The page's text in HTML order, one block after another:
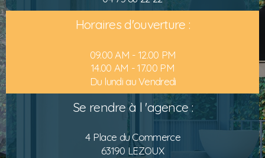
Horaires d'ouverture :
09.00 AM - 12.00 PM
14.00 AM - 17.00 PM
Du lundi au Vendredi
Se rendre à l 'agence :
4 Place du Commerce
63190 LEZOUX